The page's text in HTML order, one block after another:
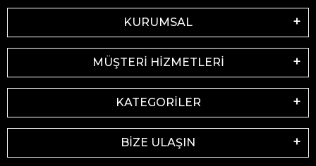
KURUMSAL
MÜŞTERİ HİZMETLERİ
KATEGORİLER
BİZE ULAŞIN